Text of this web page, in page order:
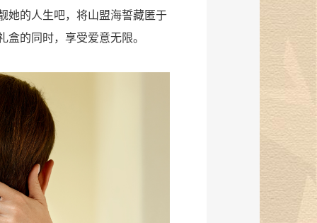
她的人生吧，将山盟海誓藏匿于
盒的同时，享受爱意无限。